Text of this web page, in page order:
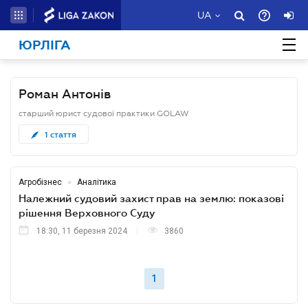
UA
ЮРЛІГА
Роман Антонів
старший юрист судової практики GOLAW
1 стаття
Агробізнес • Аналітика
Належний судовий захист прав на землю: показові
рішення Верховного Суду
18:30, 11 березня 2024 3860
1